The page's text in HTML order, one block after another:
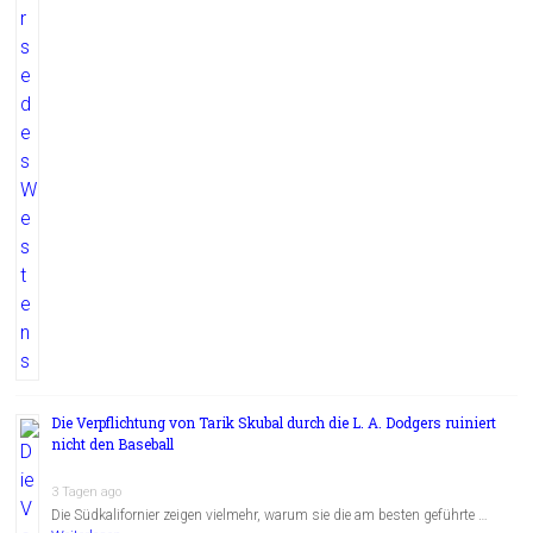
Die Verpflichtung von Tarik Skubal durch die L. A. Dodgers ruiniert
nicht den Baseball
3 Tagen ago
Die Südkalifornier zeigen vielmehr, warum sie die am besten geführte …